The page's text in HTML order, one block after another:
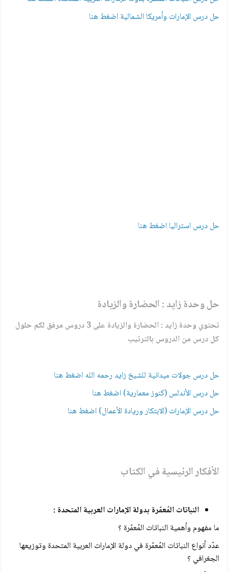
حل درس الإمارات وأمريكا الشمالية اضغط هنا
حل درس استراليا اضغط هنا
حل وحدة زايد : الحضارة والزيادة
تحتوي وحدة زايد : الحضارة والزيادة على 3 دروس مرفق لكم حلول
كل درس من الدروس بالترتيب
حل درس جولات ميدانية للشيخ زايد رحمه الله اضغط هنا
حل درس الأندلس (كنوز معمارية) اضغط هنا
حل درس الإمارات (الابتكار وريادة الأعمال) اضغط هنا
الأفكار الرئيسية في الكتاب
النباتات المُعمّرة بدولة الإمارات العربية المتحدة :
ما مفهوم وأهمية النباتات المُعمّرة ؟
عدّد أنواع النباتات المُعمّرة في دولة الإمارات العربية المتحدة وتوزيعها
الجغرافي ؟